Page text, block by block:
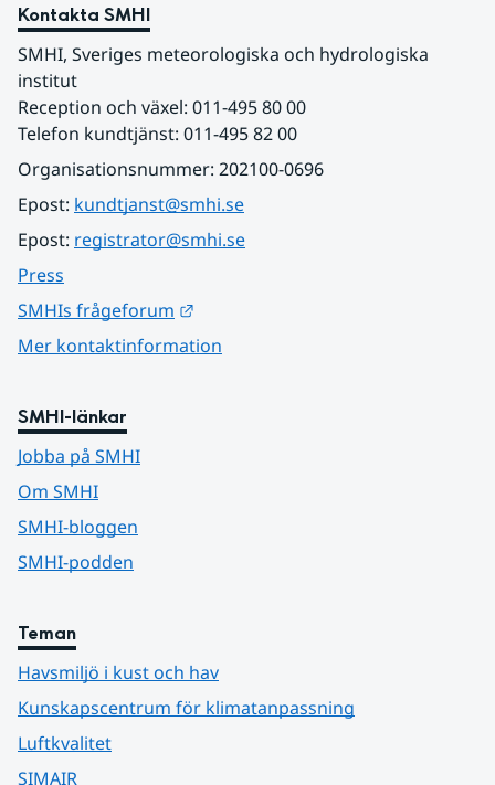
Kontakta SMHI
SMHI, Sveriges meteorologiska och hydrologiska
institut
Reception och växel: 011-495 80 00
Telefon kundtjänst: 011-495 82 00
Organisationsnummer: 202100-0696
Epost: kundtjanst@smhi.se
Epost: registrator@smhi.se
Press
SMHIs frågeforum
Mer kontaktinformation
SMHI-länkar
Jobba på SMHI
Om SMHI
SMHI-bloggen
SMHI-podden
Teman
Havsmiljö i kust och hav
Kunskapscentrum för klimatanpassning
Luftkvalitet
SIMAIR